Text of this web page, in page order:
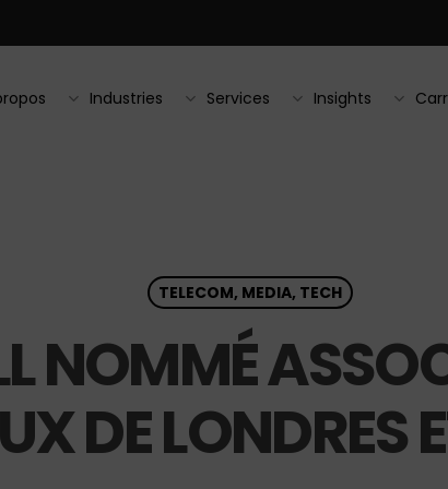
Industries Services Insights
TELECOM, MEDIA, TECH
NOMMÉ
DE LONDRES